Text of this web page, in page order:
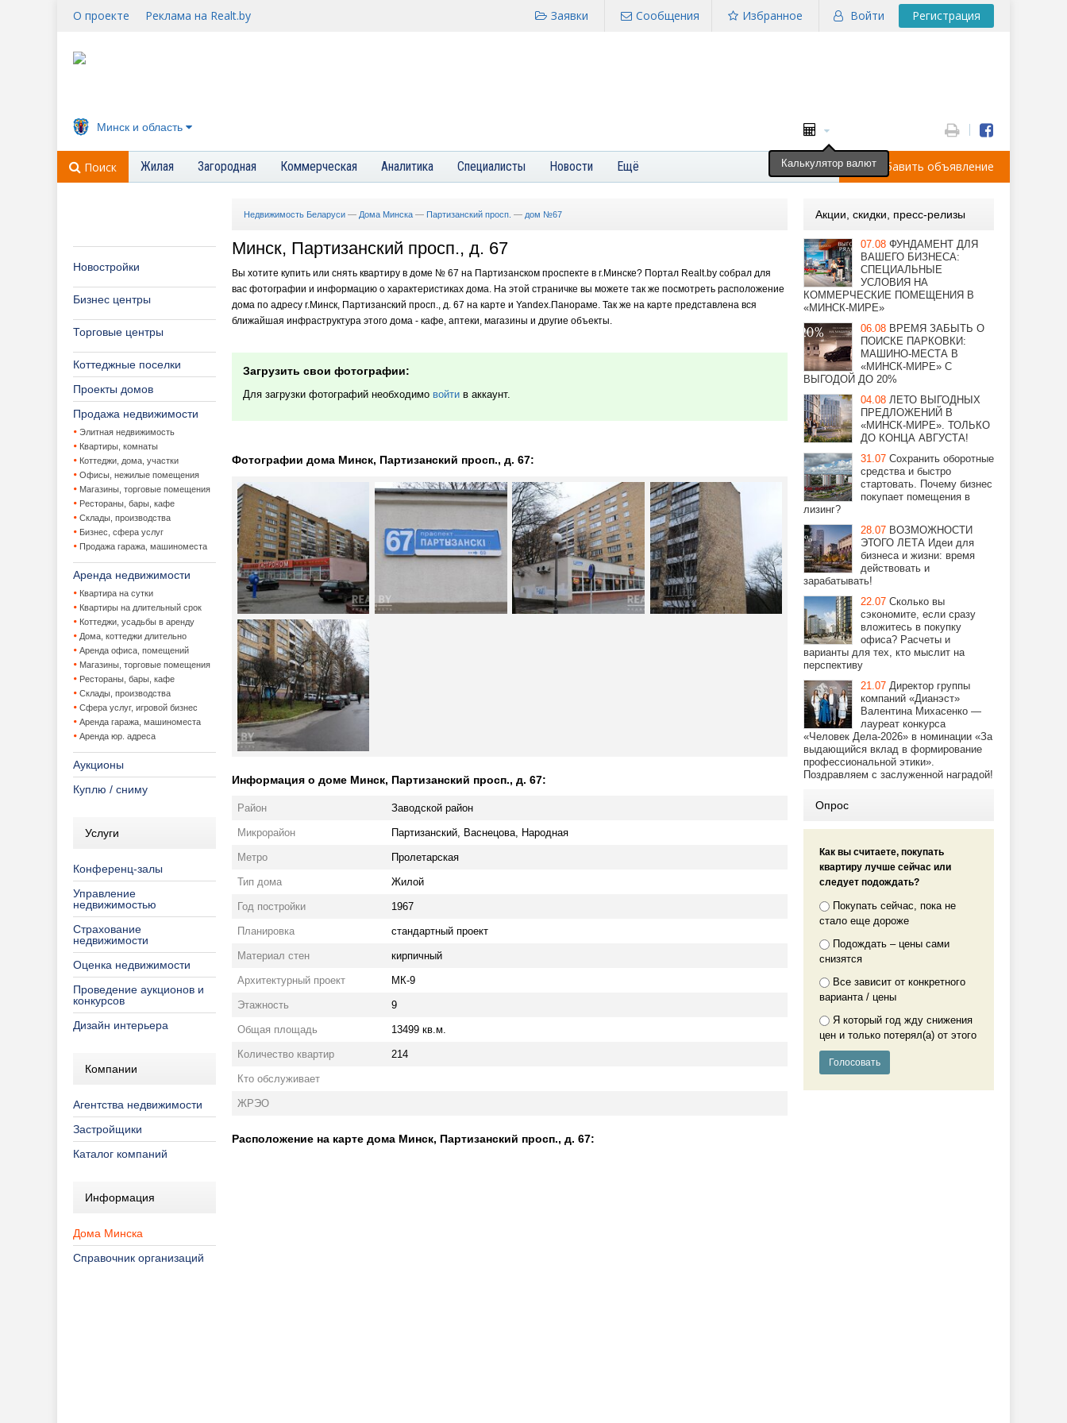
О проекте Реклама на Realt.by Войти Регистрация
Избранное
Сообщения
Заявки
Минск и область
Поиск Жилая Загородная Коммерческая Аналитика Специалисты Новости Ещё Добавить объявление
Новостройки
Бизнес центры
Торговые центры
Коттеджные поселки
Проекты домов
Продажа недвижимости
Элитная недвижимость
Квартиры, комнаты
Коттеджи, дома, участки
Офисы, нежилые помещения
Магазины, торговые помещения
Рестораны, бары, кафе
Склады, производства
Бизнес, сфера услуг
Продажа гаража, машиноместа
Аренда недвижимости
Квартира на сутки
Квартиры на длительный срок
Коттеджи, усадьбы в аренду
Дома, коттеджи длительно
Аренда офиса, помещений
Магазины, торговые помещения
Рестораны, бары, кафе
Склады, производства
Сфера услуг, игровой бизнес
Аренда гаража, машиноместа
Аренда юр. адреса
Аукционы
Куплю / сниму
Услуги
Конференц-залы
Управление
недвижимостью
Страхование
недвижимости
Оценка недвижимости
Проведение аукционов и
конкурсов
Дизайн интерьера
Компании
Агентства недвижимости
Застройщики
Каталог компаний
Информация
Дома Минска
Справочник организаций
Недвижимость Беларуси — Дома Минска — Партизанский просп. — дом №67
Минск, Партизанский просп., д. 67
Вы хотите купить или снять квартиру в доме № 67 на Партизанском проспекте в г.Минске? Портал Realt.by собрал для
вас фотографии и информацию о характеристиках дома. На этой страничке вы можете так же посмотреть расположение
дома по адресу г.Минск, Партизанский просп., д. 67 на карте и Yandex.Панораме. Так же на карте представлена вся
ближайшая инфраструктура этого дома - кафе, аптеки, магазины и другие объекты.
Загрузить свои фотографии:
Для загрузки фотографий необходимо войти в аккаунт.
Фотографии дома Минск, Партизанский просп., д. 67:
Информация о доме Минск, Партизанский просп., д. 67:
Район Заводской район
Микрорайон Партизанский, Васнецова, Народная
Метро Пролетарская
Тип дома Жилой
Год постройки 1967
Планировка стандартный проект
Материал стен кирпичный
Архитектурный проект МК-9
Этажность 9
Общая площадь 13499 кв.м.
Количество квартир 214
Кто обслуживает
ЖРЭО
Расположение на карте дома Минск, Партизанский просп., д. 67:
Акции, скидки, пресс-релизы
07.08 ФУНДАМЕНТ ДЛЯ
ВАШЕГО БИЗНЕСА:
СПЕЦИАЛЬНЫЕ
УСЛОВИЯ НА
КОММЕРЧЕСКИЕ ПОМЕЩЕНИЯ В
«МИНСК-МИРЕ»
06.08 ВРЕМЯ ЗАБЫТЬ О
ПОИСКЕ ПАРКОВКИ:
МАШИНО-МЕСТА В
«МИНСК-МИРЕ» С
ВЫГОДОЙ ДО 20%
04.08 ЛЕТО ВЫГОДНЫХ
ПРЕДЛОЖЕНИЙ В
«МИНСК-МИРЕ». ТОЛЬКО
ДО КОНЦА АВГУСТА!
31.07 Сохранить оборотные
средства и быстро
стартовать. Почему бизнес
покупает помещения в
лизинг?
28.07 ВОЗМОЖНОСТИ
ЭТОГО ЛЕТА Идеи для
бизнеса и жизни: время
действовать и
зарабатывать!
22.07 Сколько вы
сэкономите, если сразу
вложитесь в покупку
офиса? Расчеты и
варианты для тех, кто мыслит на
перспективу
21.07 Директор группы
компаний «Дианэст»
Валентина Михасенко —
лауреат конкурса
«Человек Дела-2026» в номинации «За
выдающийся вклад в формирование
профессиональной этики».
Поздравляем с заслуженной наградой!
Опрос
Как вы считаете, покупать
квартиру лучше сейчас или
следует подождать?
Покупать сейчас, пока не
стало еще дороже
Подождать – цены сами
снизятся
Все зависит от конкретного
варианта / цены
Я который год жду снижения
цен и только потерял(а) от этого
Калькулятор валют